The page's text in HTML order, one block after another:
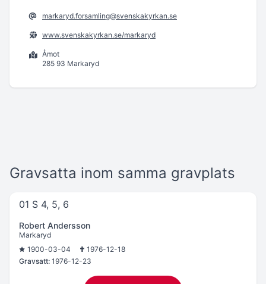
markaryd.forsamling@svenskakyrkan.se
www.svenskakyrkan.se/markaryd
Åmot
285 93 Markaryd
Gravsatta inom samma gravplats
01 S 4, 5, 6
Robert Andersson
Markaryd
1900-03-04
1976-12-18
Gravsatt: 1976-12-23